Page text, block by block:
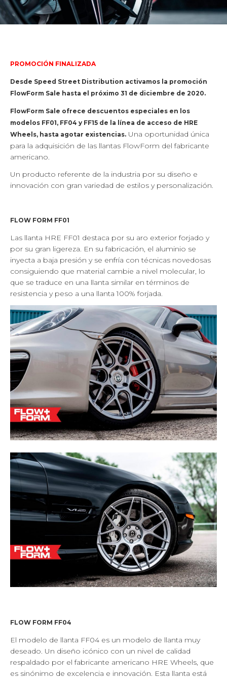
PROMOCIÓN FINALIZADA
Desde Speed Street Distribution activamos la promoción
FlowForm Sale hasta el próximo 31 de diciembre de 2020.
FlowForm Sale ofrece descuentos especiales en los
modelos FF01, FF04 y FF15 de la línea de acceso de HRE
Wheels, hasta agotar existencias. Una oportunidad única
para la adquisición de las llantas FlowForm del fabricante
americano.
Un producto referente de la industria por su diseño e
innovación con gran variedad de estilos y personalización.
FLOW FORM FF01
Las llanta HRE FF01 destaca por su aro exterior forjado y
por su gran ligereza. En su fabricación, el aluminio se
inyecta a baja presión y se enfría con técnicas novedosas
consiguiendo que material cambie a nivel molecular, lo
que se traduce en una llanta similar en términos de
resistencia y peso a una llanta 100% forjada.
FLOW FORM FF04
El modelo de llanta FF04 es un modelo de llanta muy
deseado. Un diseño icónico con un nivel de calidad
respaldado por el fabricante americano HRE Wheels, que
es sinónimo de excelencia e innovación. Esta llanta está